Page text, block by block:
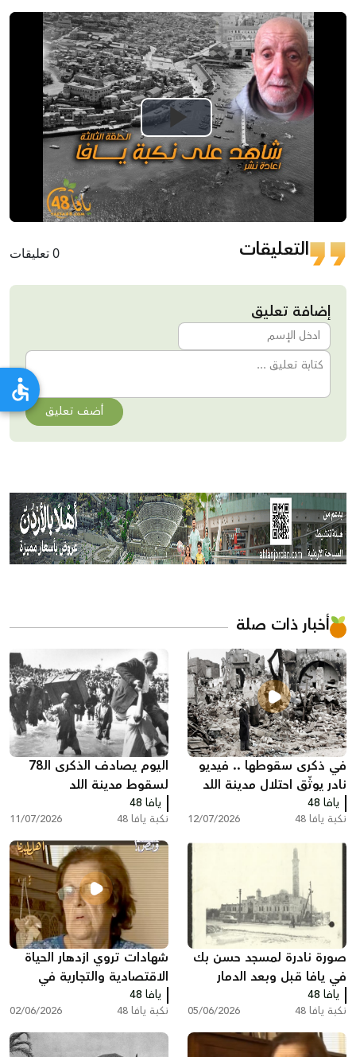
Play
Video
التعليقات 0 تعليقات
إضافة تعليق
أضف تعليق
أخبار ذات صلة
في ذكرى سقوطها .. فيديو
نادر يوثّق احتلال مدينة اللد
ومصادرة منازل سكانها عام
النكبة
يافا 48
نكبة يافا 48 12/07/2026
اليوم يصادف الذكرى الـ78
لسقوط مدينة اللد
يافا 48
نكبة يافا 48 11/07/2026
صورة نادرة لمسجد حسن بك
في يافا قبل وبعد الدمار
يافا 48
نكبة يافا 48 05/06/2026
شهادات تروي ازدهار الحياة
الاقتصادية والتجارية في
فلسطين قبل النكبة
يافا 48
نكبة يافا 48 02/06/2026